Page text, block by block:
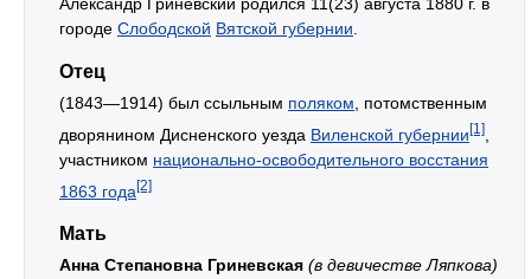
городе Слободской Вятской губернии
Отец
(1843—1914) был ссыльным поляком , потомственным
дворянином Дисненского уезда Виленской губернии[1]
участником национально-освободительного восстания
1863 года[2]
Мать
Анна Степановна Гриневская (в девичестве Ляпкова)